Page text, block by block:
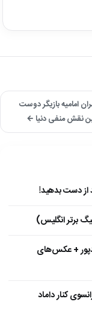
امامیه بازیگر دوست
نقش منفی دنیا ←
+ عکس‌های
کنار داماد